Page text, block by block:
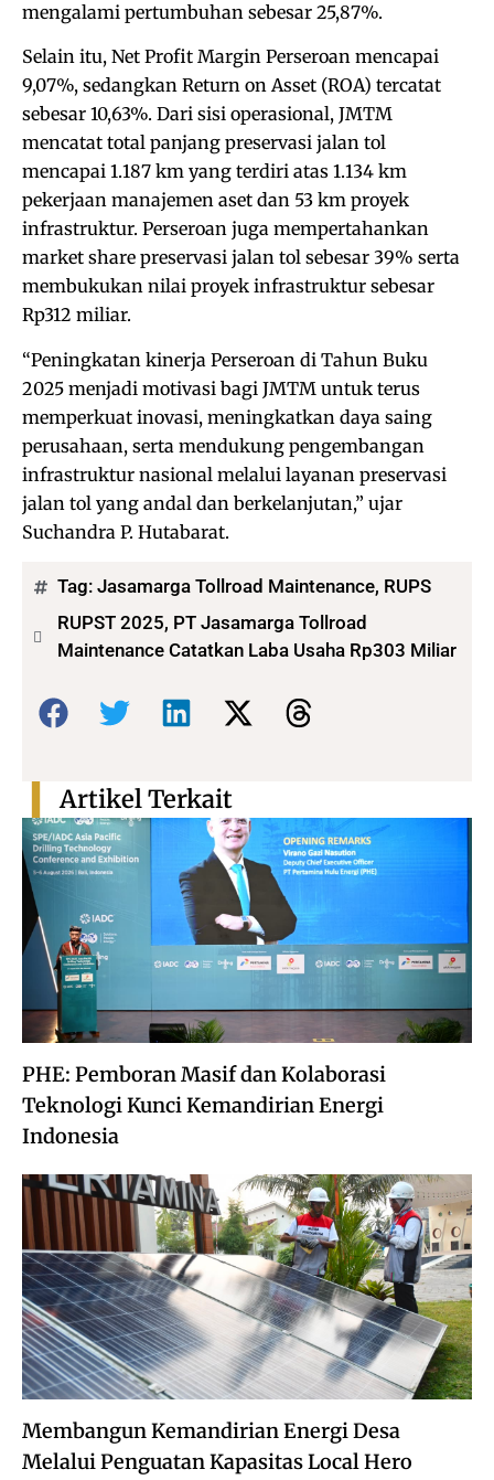
mengalami pertumbuhan sebesar 25,87%.
Selain itu, Net Profit Margin Perseroan mencapai
9,07%, sedangkan Return on Asset (ROA) tercatat
sebesar 10,63%. Dari sisi operasional, JMTM
mencatat total panjang preservasi jalan tol
mencapai 1.187 km yang terdiri atas 1.134 km
pekerjaan manajemen aset dan 53 km proyek
infrastruktur. Perseroan juga mempertahankan
market share preservasi jalan tol sebesar 39% serta
membukukan nilai proyek infrastruktur sebesar
Rp312 miliar.
“Peningkatan kinerja Perseroan di Tahun Buku
2025 menjadi motivasi bagi JMTM untuk terus
memperkuat inovasi, meningkatkan daya saing
perusahaan, serta mendukung pengembangan
infrastruktur nasional melalui layanan preservasi
jalan tol yang andal dan berkelanjutan,” ujar
Suchandra P. Hutabarat.
Tag: Jasamarga Tollroad Maintenance, RUPS
RUPST 2025, PT Jasamarga Tollroad
Maintenance Catatkan Laba Usaha Rp303 Miliar
Bagikan:
PHE: Pemboran Masif dan Kolaborasi
Teknologi Kunci Kemandirian Energi
Indonesia
Membangun Kemandirian Energi Desa
Melalui Penguatan Kapasitas Local Hero
Artikel Terkait